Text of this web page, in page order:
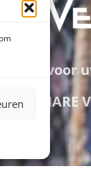
Dank voor